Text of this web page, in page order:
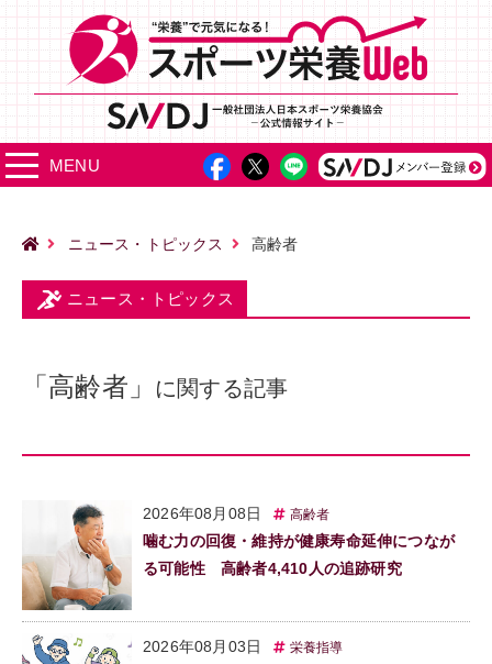
MENU
ニュース・トピックス 高齢者
ニュース・トピックス
「高齢者」 に関する記事
2026年08月08日 高齢者
噛む力の回復・維持が健康寿命延伸につなが
る可能性 高齢者4,410人の追跡研究
2026年08月03日 栄養指導